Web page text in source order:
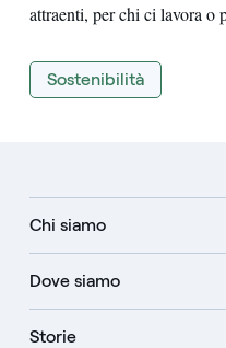
attraenti, per chi ci lavora o
Sostenibilità
Chi siamo
Dove siamo
Storie